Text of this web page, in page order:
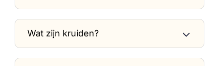
Wat zijn kruiden?